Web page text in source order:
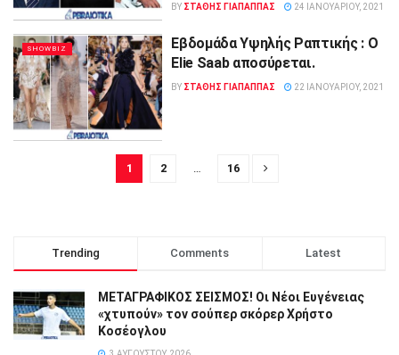
BY ΣΤΑΘΗΣ ΓΊΑΠΑΠΠΑΣ 24 ΙΑΝΟΥΑΡΊΟΥ, 2021
SHOWBIZ
Εβδομάδα Υψηλής Ραπτικής : Ο
Elie Saab αποσύρεται.
BY ΣΤΑΘΗΣ ΓΊΑΠΑΠΠΑΣ 22 ΙΑΝΟΥΑΡΊΟΥ, 2021
1 2 16
Trending Comments Latest
ΜΕΤΑΓΡΑΦΙΚΟΣ ΣΕΙΣΜΟΣ! Οι Νέοι Ευγένειας
«χτυπούν» τον σούπερ σκόρερ Χρήστο
Κοσέογλου